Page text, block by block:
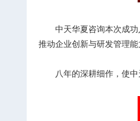
中天华夏咨询本次成功
推动企业创新与研发管理能
八年的深耕细作，使中